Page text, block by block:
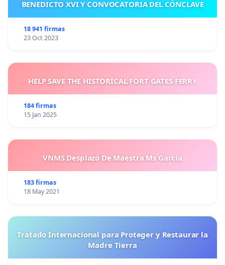
BENEDICTO XVI Y CONVOCATORIA DEL CÓNCLAVE
18 941 firmas
23 Oct 2023
HELP SAVE THE HISTORICAL FORT GATES FERRY
184 firmas
15 Jan 2025
VNMS Desplazó De Maestra Ms García
183 firmas
18 May 2021
Tratado Internacional para Proteger y Restaurar la
Madre Tierra